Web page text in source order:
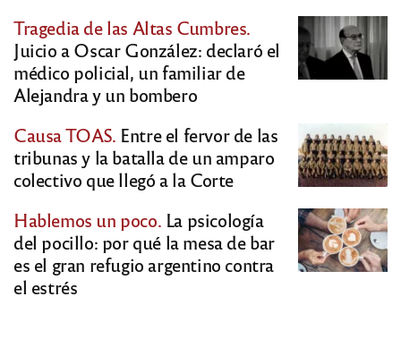
Tragedia de las Altas Cumbres.
Juicio a Oscar González: declaró el
médico policial, un familiar de
Alejandra y un bombero
Causa TOAS. Entre el fervor de las
tribunas y la batalla de un amparo
colectivo que llegó a la Corte
Hablemos un poco. La psicología
del pocillo: por qué la mesa de bar
es el gran refugio argentino contra
el estrés